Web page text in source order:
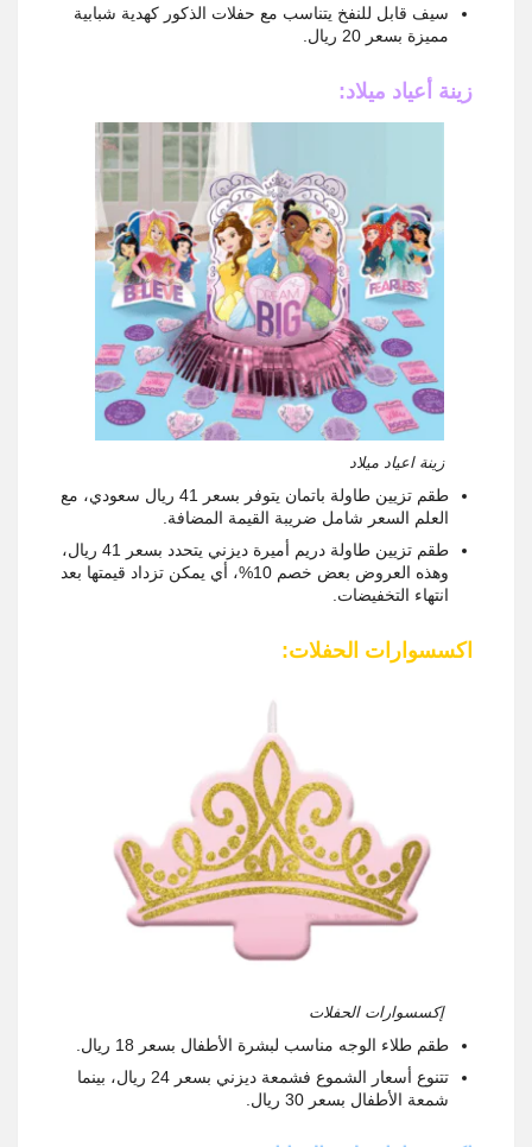
سيف قابل للنفخ يتناسب مع حفلات الذكور كهدية شبابية
مميزة بسعر 20 ريال.
زينة أعياد ميلاد:
زينة اعياد ميلاد
طقم تزيين طاولة باتمان يتوفر بسعر 41 ريال سعودي، مع
العلم السعر شامل ضريبة القيمة المضافة.
طقم تزيين طاولة دريم أميرة ديزني يتحدد بسعر 41 ريال،
وهذه العروض بعض خصم 10%، أي يمكن تزداد قيمتها بعد
انتهاء التخفيضات.
اكسسوارات الحفلات:
إكسسوارات الحفلات
طقم طلاء الوجه مناسب لبشرة الأطفال بسعر 18 ريال.
تتنوع أسعار الشموع فشمعة ديزني بسعر 24 ريال، بينما
شمعة الأطفال بسعر 30 ريال.